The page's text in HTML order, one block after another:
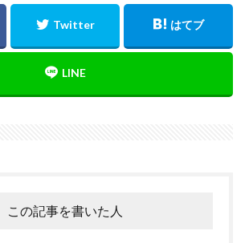
この記事を書いた人